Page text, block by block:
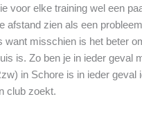
voor elke training wel een
afstand zien als een
misschien is het beter
is. Zo ben je in ieder geval
in Schore is in ieder geval
club zoekt.